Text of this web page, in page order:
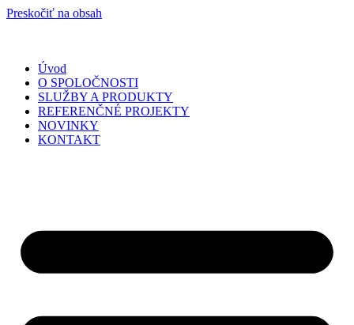
Preskočiť na obsah
Úvod
O SPOLOČNOSTI
SLUŽBY A PRODUKTY
REFERENČNÉ PROJEKTY
NOVINKY
KONTAKT